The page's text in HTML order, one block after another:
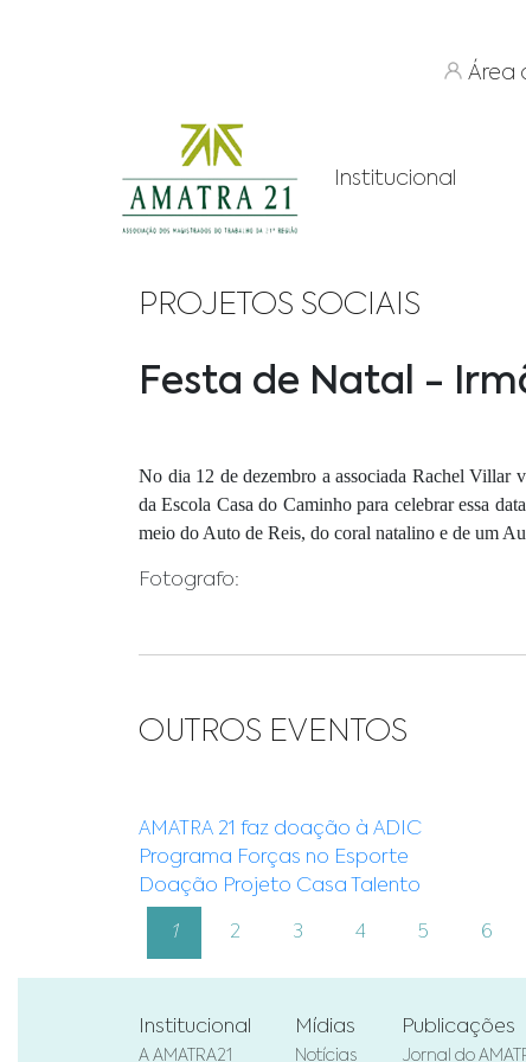
Área
Institucional
PROJETOS SOCIAIS
Festa de Natal -
No dia 12 de dezembro a associada Rachel Villar
da Escola Casa do Caminho para celebrar essa
meio do Auto de Reis, do coral natalino e de um
Fotografo:
OUTROS EVENTOS
AMATRA 21 faz doação à ADIC
Programa Forças no Esporte
Doação Projeto Casa Talento
1 2 3 4 5 6
Institucional
A AMATRA21
Mídias
Notícias
Publicações
Jornal do